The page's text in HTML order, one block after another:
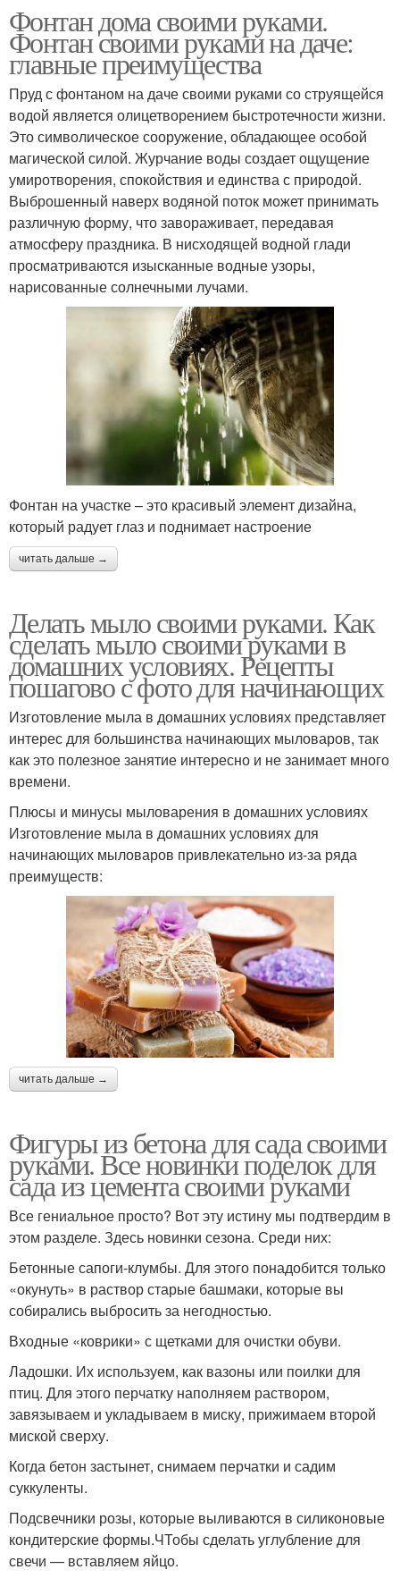
Фонтан дома своими руками.
Фонтан своими руками на даче:
главные преимущества
Пруд с фонтаном на даче своими руками со струящейся
водой является олицетворением быстротечности жизни.
Это символическое сооружение, обладающее особой
магической силой. Журчание воды создает ощущение
умиротворения, спокойствия и единства с природой.
Выброшенный наверх водяной поток может принимать
различную форму, что завораживает, передавая
атмосферу праздника. В нисходящей водной глади
просматриваются изысканные водные узоры,
нарисованные солнечными лучами.
Фонтан на участке – это красивый элемент дизайна,
который радует глаз и поднимает настроение
читать дальше →
Делать мыло своими руками. Как
сделать мыло своими руками в
домашних условиях. Рецепты
пошагово с фото для начинающих
Изготовление мыла в домашних условиях представляет
интерес для большинства начинающих мыловаров, так
как это полезное занятие интересно и не занимает много
времени.
Плюсы и минусы мыловарения в домашних условиях
Изготовление мыла в домашних условиях для
начинающих мыловаров привлекательно из-за ряда
преимуществ:
читать дальше →
Фигуры из бетона для сада своими
руками. Все новинки поделок для
сада из цемента своими руками
Все гениальное просто? Вот эту истину мы подтвердим в
этом разделе. Здесь новинки сезона. Среди них:
Бетонные сапоги-клумбы. Для этого понадобится только
«окунуть» в раствор старые башмаки, которые вы
собирались выбросить за негодностью.
Входные «коврики» с щетками для очистки обуви.
Ладошки. Их используем, как вазоны или поилки для
птиц. Для этого перчатку наполняем раствором,
завязываем и укладываем в миску, прижимаем второй
миской сверху.
Когда бетон застынет, снимаем перчатки и садим
суккуленты.
Подсвечники розы, которые выливаются в силиконовые
кондитерские формы.ЧТобы сделать углубление для
свечи — вставляем яйцо.